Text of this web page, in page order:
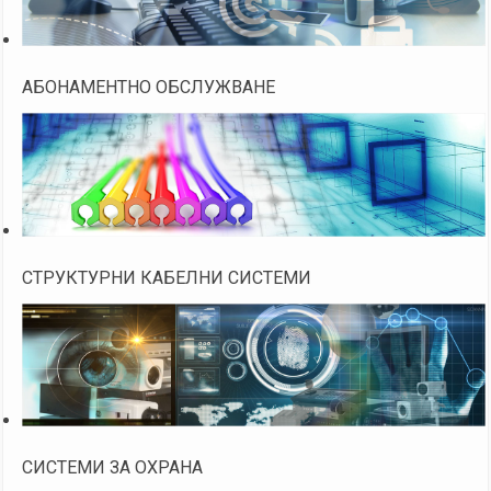
АБОНАМЕНТНО ОБСЛУЖВАНЕ
СТРУКТУРНИ КАБЕЛНИ СИСТЕМИ
СИСТЕМИ ЗА ОХРАНА